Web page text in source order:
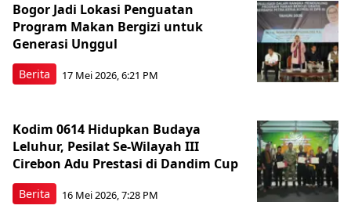
Berita
Bogor Jadi Lokasi Penguatan
Program Makan Bergizi untuk
Generasi Unggul
17 Mei 2026, 6:21 PM
Berita
Kodim 0614 Hidupkan Budaya
Leluhur, Pesilat Se-Wilayah III
Cirebon Adu Prestasi di Dandim Cup
16 Mei 2026, 7:28 PM